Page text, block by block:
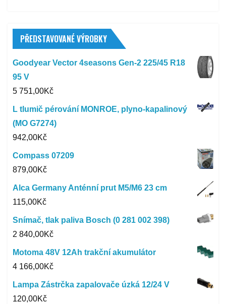
PŘEDSTAVOVANÉ VÝROBKY
Goodyear Vector 4seasons Gen-2 225/45 R18
95 V
5 751,00Kč
L tlumič pérování MONROE, plyno-kapalinový
(MO G7274)
942,00Kč
Compass 07209
879,00Kč
Alca Germany Anténní prut M5/M6 23 cm
115,00Kč
Snímač, tlak paliva Bosch (0 281 002 398)
2 840,00Kč
Motoma 48V 12Ah trakční akumulátor
4 166,00Kč
Lampa Zástrčka zapalovače úzká 12/24 V
120,00Kč